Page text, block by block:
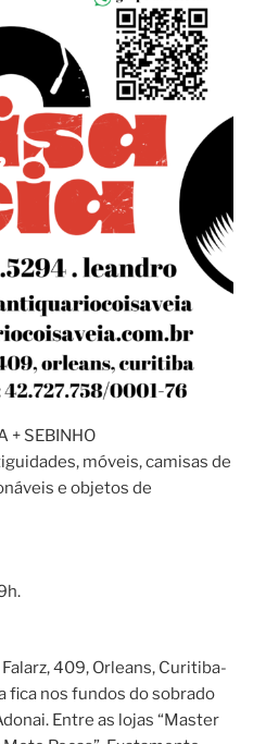
+ SEBINHO
móveis, camisas de
e objetos de
409, Orleans, Curitiba-
fica nos fundos do sobrado
Entre as lojas “Master